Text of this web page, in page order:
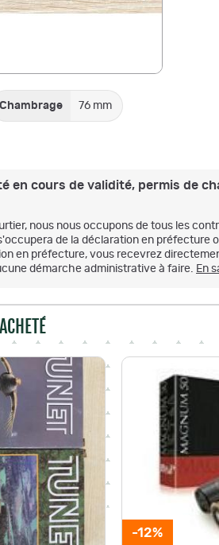
Chambrage 76 mm
en cours de validité, permis de
nous nous occupons de tous les
de la déclaration en préfecture
en préfecture, vous recevrez
démarche administrative à faire. En
-12%